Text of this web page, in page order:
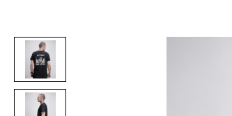
Bildergalerie überspringen